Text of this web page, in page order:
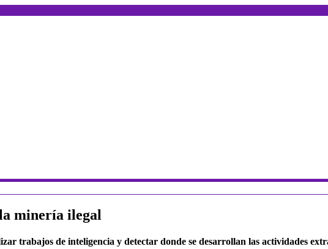
minería ilegal
trabajos de inteligencia y detectar donde se desarrollan las actividades